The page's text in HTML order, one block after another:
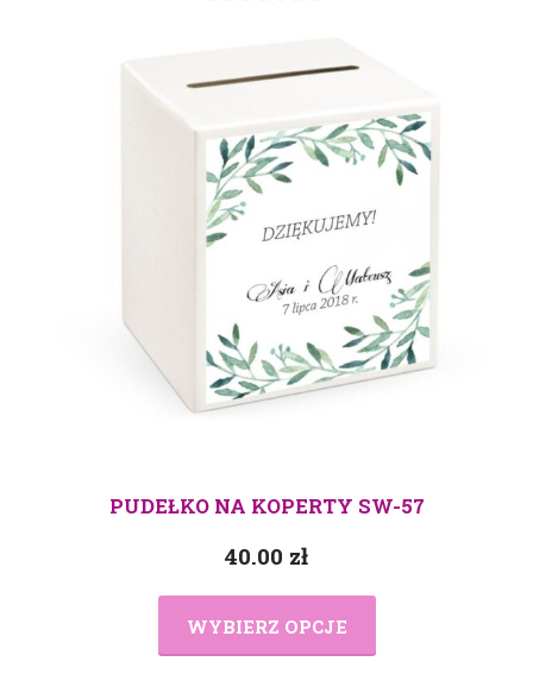
PUDEŁKO NA KOPERTY SW-57
40.00 zł
WYBIERZ OPCJE